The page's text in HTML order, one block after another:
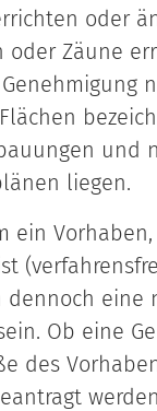
oder
oder Zäune
und
liegen.
ein
dennoch eine
Ob eine
des